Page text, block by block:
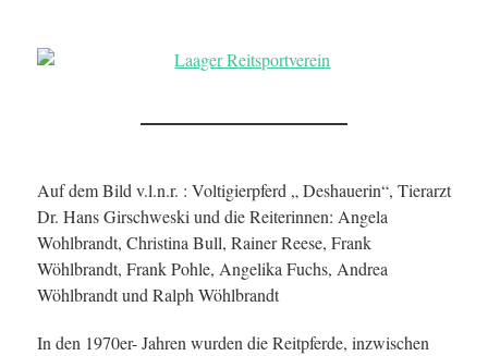
Auf dem Bild v.l.n.r. : Voltigierpferd „ Deshauerin“, Tierarzt
Dr. Hans Girschweski und die Reiterinnen: Angela
Wohlbrandt, Christina Bull, Rainer Reese, Frank
Wöhlbrandt, Frank Pohle, Angelika Fuchs, Andrea
Wöhlbrandt und Ralph Wöhlbrandt
In den 1970er- Jahren wurden die Reitpferde, inzwischen